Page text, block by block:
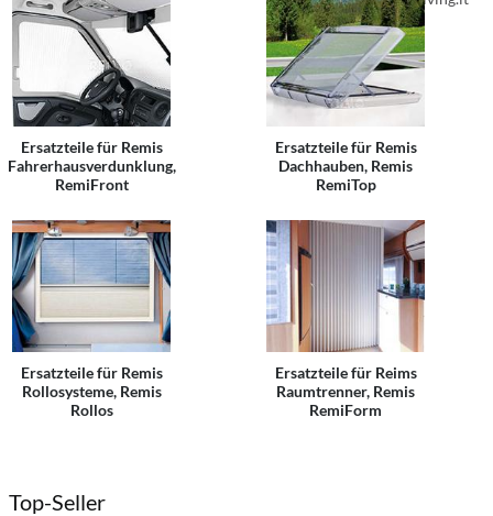
Ersatzteile für Remis
Fahrerhausverdunklung,
RemiFront
Ersatzteile für Remis
Dachhauben, Remis
RemiTop
Ersatzteile für Remis
Rollosysteme, Remis
Rollos
Ersatzteile für Reims
Raumtrenner, Remis
RemiForm
Top-Seller